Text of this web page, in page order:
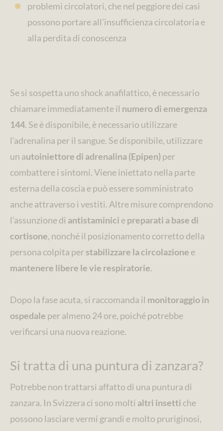
problemi circolatori, che nel peggiore dei casi
possono portare all’insufficienza circolatoria e
alla perdita di conoscenza
Se si sospetta uno shock anafilattico, è necessario
chiamare immediatamente il numero di emergenza
144. Se è disponibile, è necessario utilizzare
l’adrenalina per il sangue. Se disponibile, utilizzare
un autoiniettore di adrenalina (Epipen)per
combattere i sintomi. Viene iniettato nella parte
esterna della coscia e può essere somministrato
anche attraverso i vestiti. Altre misure comprendono
l’assunzione di antistaminici epreparati a base di
cortisone, nonché il posizionamento corretto della
persona colpita perstabilizzare la circolazione e
mantenere libere le vie respiratorie.
Dopo la fase acuta, si raccomanda il monitoraggio in
ospedale per almeno 24 ore, poiché potrebbe
verificarsi una nuova reazione.
Si tratta di una puntura di zanzara?
Potrebbe non trattarsi affatto di una puntura di
zanzara. In Svizzera ci sono molti altri insetti che
possono lasciare vermi grandi e molto pruriginosi,